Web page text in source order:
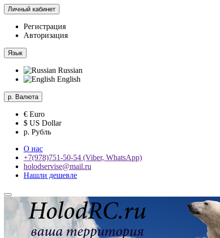
Личный кабинет
Регистрация
Авторизация
Язык
Russian
English
р. Валюта
€ Euro
$ US Dollar
р. Рубль
О нас
+7(978)751-50-54 (Viber, WhatsApp)
holodservise@mail.ru
Нашли дешевле